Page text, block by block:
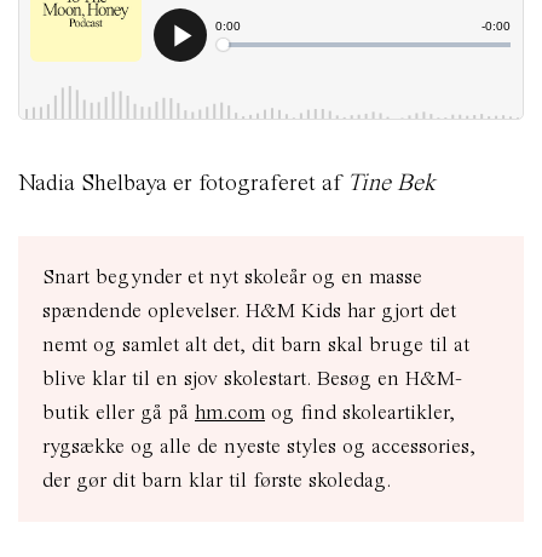
Nadia Shelbaya er fotograferet af Tine Bek
Snart begynder et nyt skoleår og en masse
spændende oplevelser. H&M Kids har gjort det
nemt og samlet alt det, dit barn skal bruge til at
blive klar til en sjov skolestart. Besøg en H&M-
butik eller gå på hm.com og find skoleartikler,
rygsække og alle de nyeste styles og accessories,
der gør dit barn klar til første skoledag.